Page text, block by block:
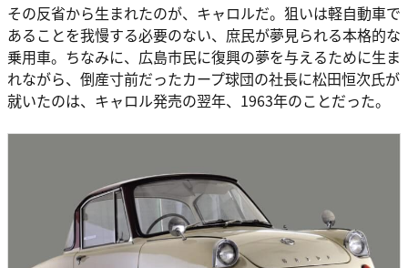
その反省から生まれたのが、キャロルだ。狙いは軽自動車で
あることを我慢する必要のない、庶民が夢見られる本格的な
乗用車。ちなみに、広島市民に復興の夢を与えるために生ま
れながら、倒産寸前だったカープ球団の社長に松田恒次氏が
就いたのは、キャロル発売の翌年、1963年のことだった。